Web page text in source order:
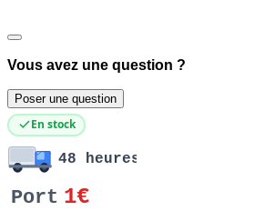
Vous avez une question ?
Poser une question
En stock
48 heures
Port 1€